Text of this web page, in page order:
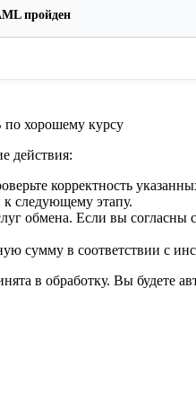
пройден
хорошему курсу
действия:
корректность
следующему этапу.
обмена. Если вы
сумму в соответствии с
в обработку. Вы будете